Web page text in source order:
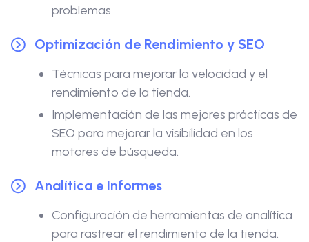
problemas.
Optimización de Rendimiento y SEO
Técnicas para mejorar la velocidad y el
rendimiento de la tienda.
Implementación de las mejores prácticas de
SEO para mejorar la visibilidad en los
motores de búsqueda.
Analítica e Informes
Configuración de herramientas de analítica
para rastrear el rendimiento de la tienda.